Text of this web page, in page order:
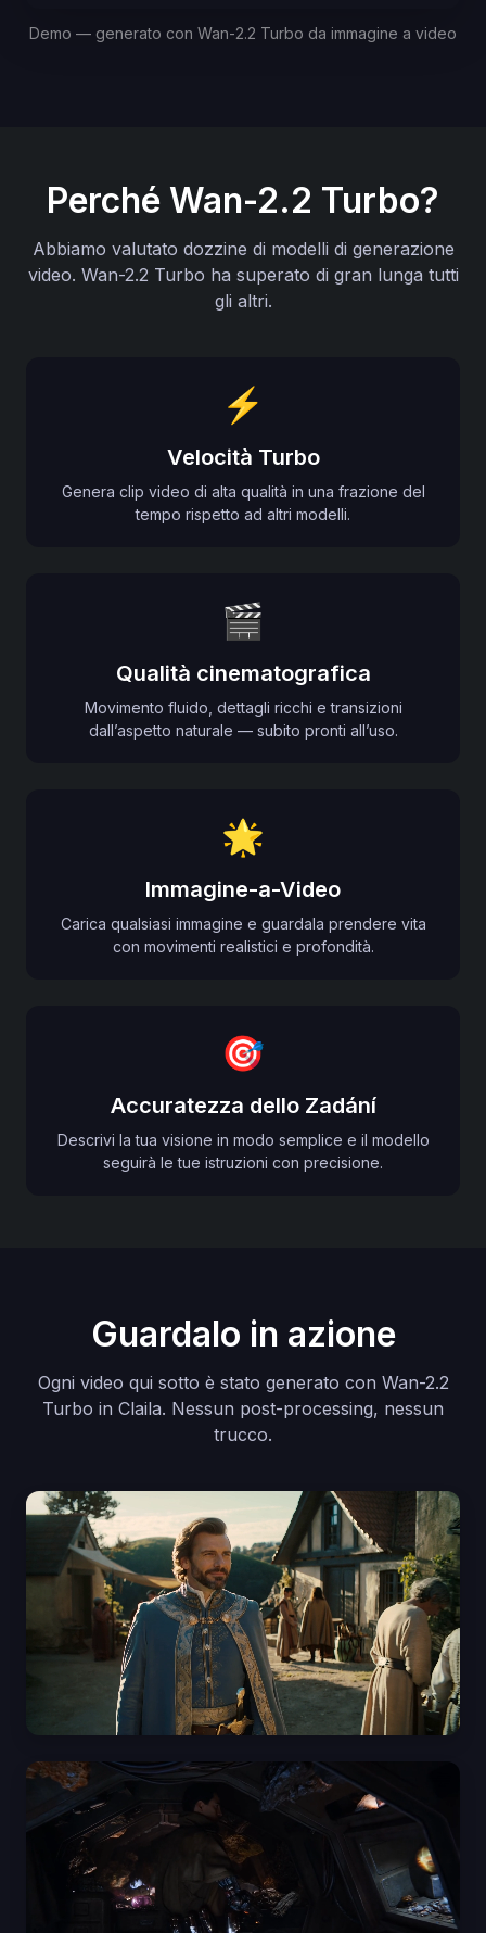
Demo — generato con Wan-2.2 Turbo da immagine a video
Perché Wan-2.2 Turbo?
Abbiamo valutato dozzine di modelli di generazione
video. Wan-2.2 Turbo ha superato di gran lunga tutti
gli altri.
⚡
Velocità Turbo
Genera clip video di alta qualità in una frazione del
tempo rispetto ad altri modelli.
🎬
Qualità cinematografica
Movimento fluido, dettagli ricchi e transizioni
dall’aspetto naturale — subito pronti all’uso.
🌟
Immagine-a-Video
Carica qualsiasi immagine e guardala prendere vita
con movimenti realistici e profondità.
🎯
Accuratezza dello Zadání
Descrivi la tua visione in modo semplice e il modello
seguirà le tue istruzioni con precisione.
Guardalo in azione
Ogni video qui sotto è stato generato con Wan-2.2
Turbo in Claila. Nessun post-processing, nessun
trucco.